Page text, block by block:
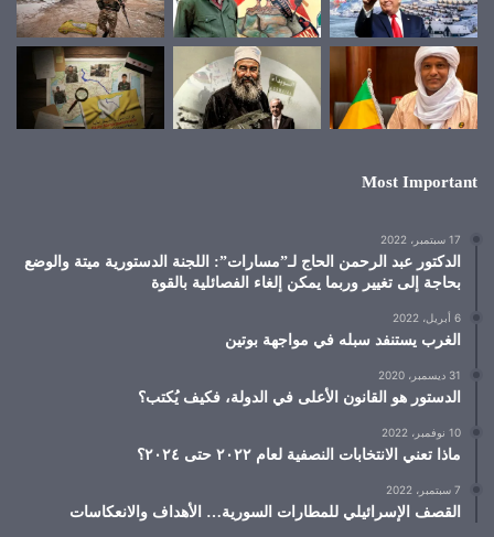
Most Important
17 سبتمبر، 2022
الدكتور عبد الرحمن الحاج لـ”مسارات”: اللجنة الدستورية ميتة والوضع
بحاجة إلى تغيير وربما يمكن إلغاء الفصائلية بالقوة
6 أبريل، 2022
الغرب يستنفد سبله في مواجهة بوتين
31 ديسمبر، 2020
الدستور هو القانون الأعلى في الدولة، فكيف يُكتب؟
10 نوفمبر، 2022
ماذا تعني الانتخابات النصفية لعام ٢٠٢٢ حتى ٢٠٢٤؟
7 سبتمبر، 2022
القصف الإسرائيلي للمطارات السورية… الأهداف والانعكاسات